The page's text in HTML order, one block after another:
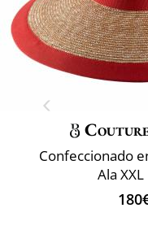
Confeccionado
Ala